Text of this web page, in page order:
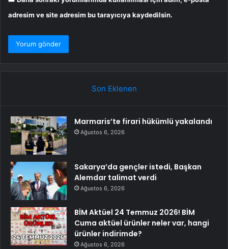
adresim ve site adresim bu tarayıcıya kaydedilsin.
Son Eklenen
Marmaris’te firari hükümlü yakalandı
Ağustos 6, 2026
Sakarya’da gençler istedi, Başkan
Alemdar talimat verdi
Ağustos 6, 2026
BİM Aktüel 24 Temmuz 2026! BİM
Cuma aktüel ürünler neler var, hangi
ürünler indirimde?
Ağustos 6, 2026